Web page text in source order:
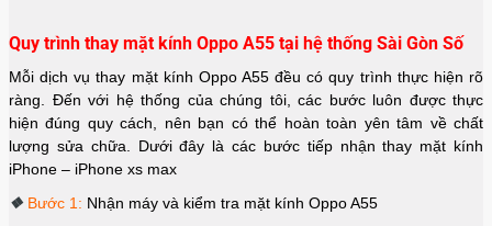
Quy trình thay mặt kính Oppo A55 tại hệ thống Sài Gòn Số
Mỗi dịch vụ thay mặt kính Oppo A55 đều có quy trình thực hiện rõ
ràng. Đến với hệ thống của chúng tôi, các bước luôn được thực
hiện đúng quy cách, nên bạn có thể hoàn toàn yên tâm về chất
lượng sửa chữa. Dưới đây là các bước tiếp nhận thay mặt kính
iPhone – iPhone xs max
❖ Bước 1: Nhận máy và kiểm tra mặt kính Oppo A55